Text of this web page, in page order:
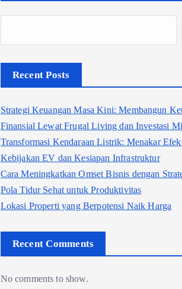
Recent Posts
Strategi Keuangan Masa Kini: Membangun
Finansial Lewat Frugal Living dan Investasi
Transformasi Kendaraan Listrik: Menakar
Kebijakan EV dan Kesiapan Infrastruktur
Cara Meningkatkan Omset Bisnis dengan
Pola Tidur Sehat untuk Produktivitas
Lokasi Properti yang Berpotensi Naik Harga
Recent Comments
No comments to show.